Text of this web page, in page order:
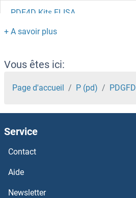
PDE4D Kits ELISA
PDE4B Kits ELISA
PDE3A Kits ELISA
PDE1C Kits ELISA
PDE1A Kits ELISA
PDE12 Kits ELISA
PDCD6 Kits ELISA
Vous êtes ici:
Page d'accueil P (pd) PDGFD
Service
Contact
Aide
Newsletter